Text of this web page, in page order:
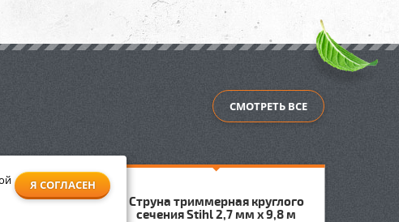
СМОТРЕТЬ ВСЕ
Stihl 3
Струна триммерная круглого
сечения Stihl 2,7 мм х 9,8 м
Я СОГЛАСЕН